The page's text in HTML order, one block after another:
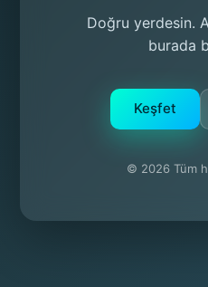
Doğru yerdesin.
burada
Keşfet
© 2026 Tüm